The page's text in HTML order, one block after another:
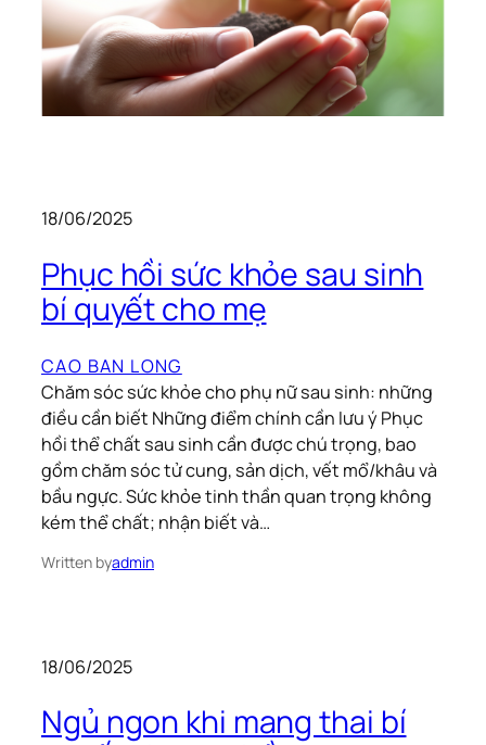
18/06/2025
Phục hồi sức khỏe sau sinh
bí quyết cho mẹ
CAO BAN LONG
Chăm sóc sức khỏe cho phụ nữ sau sinh: những
điều cần biết Những điểm chính cần lưu ý Phục
hồi thể chất sau sinh cần được chú trọng, bao
gồm chăm sóc tử cung, sản dịch, vết mổ/khâu và
bầu ngực. Sức khỏe tinh thần quan trọng không
kém thể chất; nhận biết và…
Written byadmin
18/06/2025
Ngủ ngon khi mang thai bí